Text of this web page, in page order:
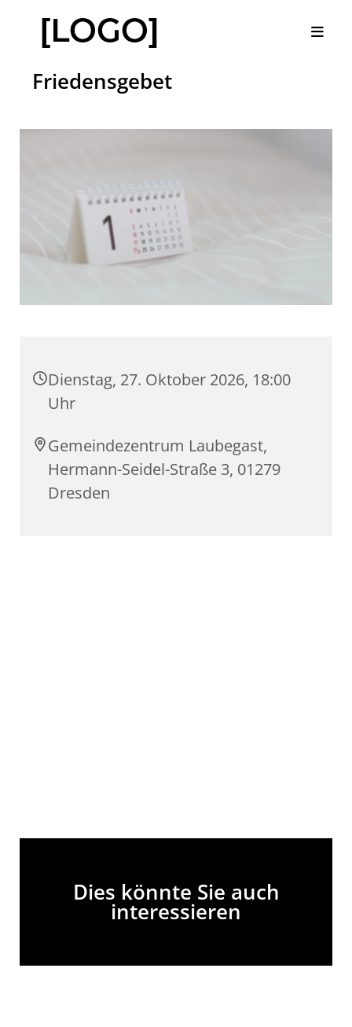
Friedensgebet
Dienstag, 27. Oktober 2026, 18:00
Uhr
Gemeindezentrum Laubegast,
Hermann-Seidel-Straße 3, 01279
Dresden
Dies könnte Sie auch
interessieren